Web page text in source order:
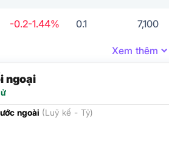
-0.2-1.44% 0.1 7,100
Xem thêm
ngoại
ngoài (Luỹ kế - Tỷ)